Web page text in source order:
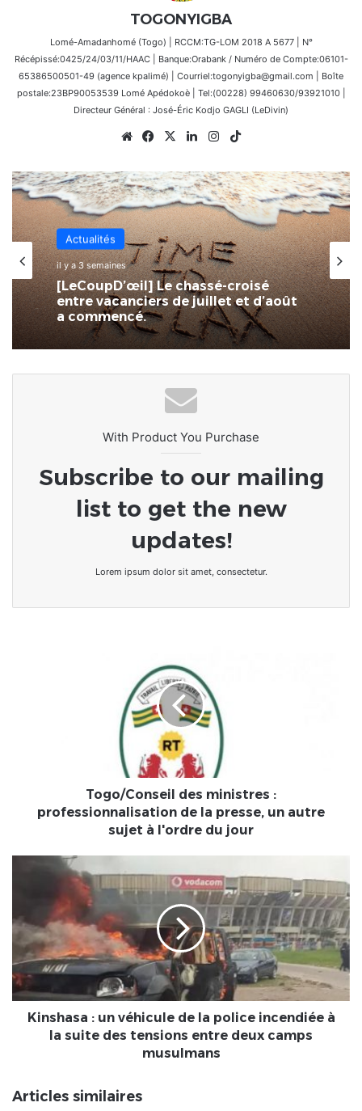
TOGONYIGBA
Lomé-Amadanhomé (Togo) | RCCM:TG-LOM 2018 A 5677 | N°
Récépissé:0425/24/03/11/HAAC | Banque:Orabank / Numéro de Compte:06101-
65386500501-49 (agence kpalimé) | Courriel:togonyigba@gmail.com | Boîte
postale:23BP90053539 Lomé Apédokoè | Tel:(00228) 99460630/93921010 |
Directeur Général : José-Éric Kodjo GAGLI (LeDivin)
WebsiteFacebook
X LinkedinInstagram
Actualités
il y a 3 semaines
[LeCoupD’œil] Le chassé-croisé
entre vacanciers de juillet et d’août
a commencé.
With Product You Purchase
Subscribe to our mailing
list to get the new
updates!
Lorem ipsum dolor sit amet, consectetur.
Togo/Conseil des ministres :
professionnalisation de la presse, un autre
sujet à l'ordre du jour
de
police
incendiée
deux
Kinshasa : un véhicule de la police incendiée à
la suite des tensions entre deux camps
musulmans
Articles similaires